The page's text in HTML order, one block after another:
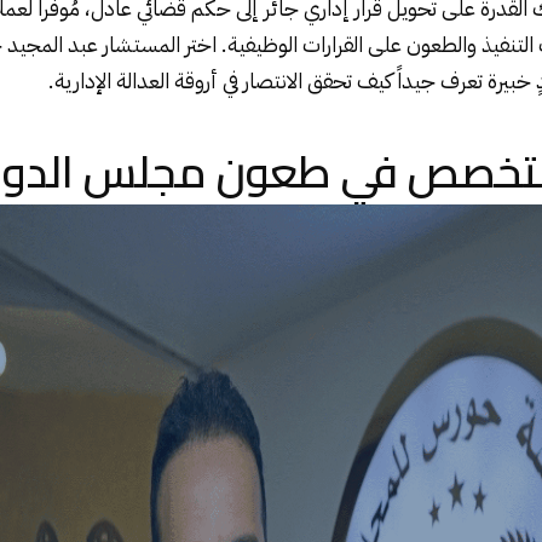
القدرة على تحويل قرار إداري جائر إلى حكم قضائي عادل، مُوفراً
والطعون على القرارات الوظيفية. اختر المستشار عبد
تعرف جيداً كيف تحقق الانتصار في أروقة العدالة الإدارية.
في طعون مجلس